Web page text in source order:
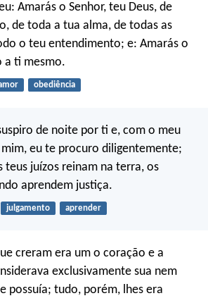
Amarás o Senhor, teu Deus, de
de toda a tua alma, de todas as
o teu entendimento; e: Amarás o
a ti mesmo.
obediência
de noite por ti e, com o meu
eu te procuro diligentemente;
teus juízos reinam na terra, os
aprendem justiça.
julgamento aprender
creram era um o coração e a
exclusivamente sua nem
possuía; tudo, porém, lhes era